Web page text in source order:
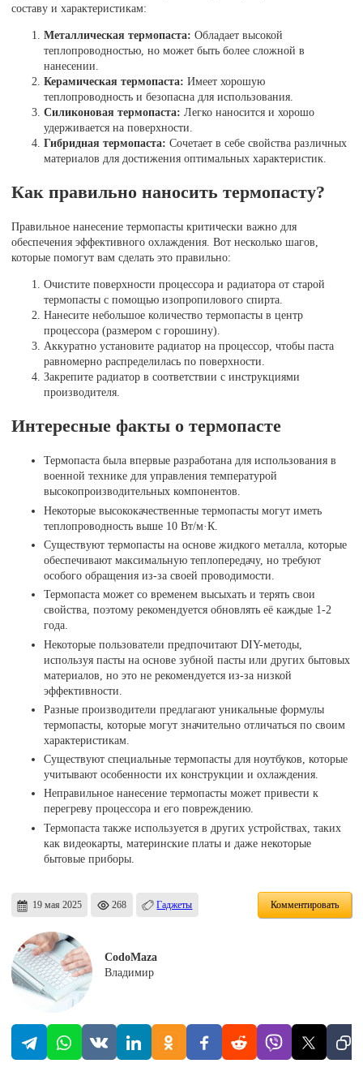
составу и характеристикам:
Металлическая термопаста: Обладает высокой
теплопроводностью, но может быть более сложной в
нанесении.
Керамическая термопаста: Имеет хорошую
теплопроводность и безопасна для использования.
Силиконовая термопаста: Легко наносится и хорошо
удерживается на поверхности.
Гибридная термопаста: Сочетает в себе свойства различных
материалов для достижения оптимальных характеристик.
Как правильно наносить термопасту?
Правильное нанесение термопасты критически важно для
обеспечения эффективного охлаждения. Вот несколько шагов,
которые помогут вам сделать это правильно:
Очистите поверхности процессора и радиатора от старой
термопасты с помощью изопропилового спирта.
Нанесите небольшое количество термопасты в центр
процессора (размером с горошину).
Аккуратно установите радиатор на процессор, чтобы паста
равномерно распределилась по поверхности.
Закрепите радиатор в соответствии с инструкциями
производителя.
Интересные факты о термопасте
Термопаста была впервые разработана для использования в
военной технике для управления температурой
высокопроизводительных компонентов.
Некоторые высококачественные термопасты могут иметь
теплопроводность выше 10 Вт/м·К.
Существуют термопасты на основе жидкого металла, которые
обеспечивают максимальную теплопередачу, но требуют
особого обращения из-за своей проводимости.
Термопаста может со временем высыхать и терять свои
свойства, поэтому рекомендуется обновлять её каждые 1-2
года.
Некоторые пользователи предпочитают DIY-методы,
используя пасты на основе зубной пасты или других бытовых
материалов, но это не рекомендуется из-за низкой
эффективности.
Разные производители предлагают уникальные формулы
термопасты, которые могут значительно отличаться по своим
характеристикам.
Существуют специальные термопасты для ноутбуков, которые
учитывают особенности их конструкции и охлаждения.
Неправильное нанесение термопасты может привести к
перегреву процессора и его повреждению.
Термопаста также используется в других устройствах, таких
как видеокарты, материнские платы и даже некоторые
бытовые приборы.
19 мая 2025 268 Гаджеты Комментировать
CodoMaza
Владимир